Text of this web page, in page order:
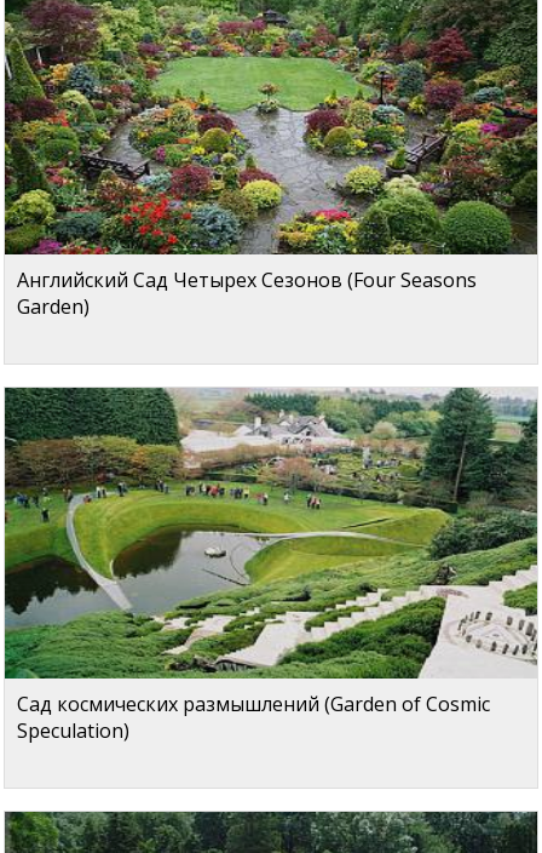
Английский Сад Четырех Сезонов (Four Seasons
Garden)
Сад космических размышлений (Garden of Cosmic
Speculation)